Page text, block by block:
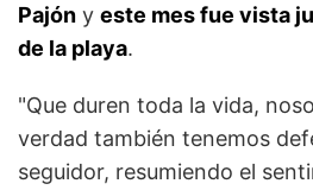
Pajón y este mes fue vista
de la playa.
"Que duren toda la vida,
verdad también tenemos
seguidor, resumiendo el